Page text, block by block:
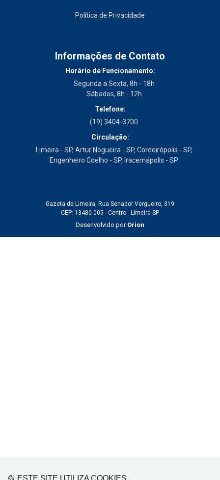
ESTE SITE UTILIZA COOKIES
Política de Privacidade
Informações de Contato
Horário de Funcionamento:
Segunda a Sexta, 8h - 18h
Sábados, 8h - 12h
Telefone:
(19) 3404-3700
Circulação:
Limeira - SP, Artur Nogueira - SP, Cordeirópolis - SP,
Engenheiro Coelho - SP, Iracemápolis - SP
Gazeta de Limeira, Rua Senador Vergueiro, 319
CEP: 13480-005 - Centro - Limeira-SP
Desenvolvido por Orion